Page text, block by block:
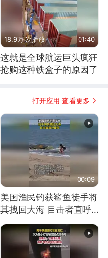
18.9万 次播放 01:40
这就是全球航运巨头疯狂
抢购这种铁盒子的原因了
打开应用 查看更多
00:09
美国渔民钓获鲨鱼徒手将
其拽回大海 目击者直呼
震惊 （视频来源：参考
消息）